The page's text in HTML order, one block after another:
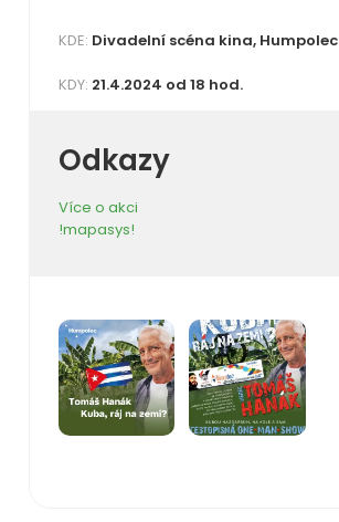
KDE: Divadelní scéna kina, Humpolec
KDY: 21.4.2024 od 18 hod.
Odkazy
Více o akci
!mapasys!